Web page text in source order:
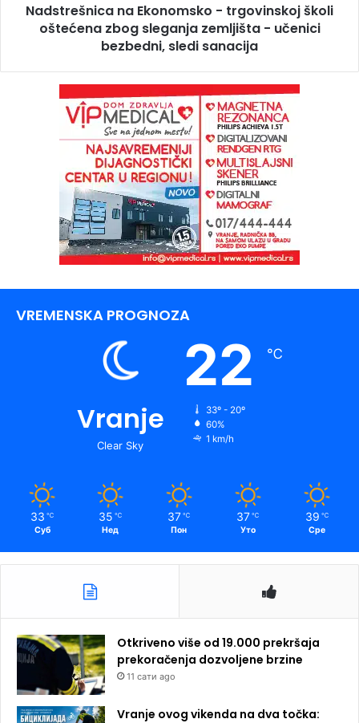
Nadstrešnica na Ekonomsko - trgovinskoj školi
oštećena zbog sleganja zemljišta - učenici
bezbedni, sledi sanacija
VREMENSKA PROGNOZA
Vranje
Clear Sky
22 ℃
33º - 20º
60%
1 km/h
33 ℃
Суб
35 ℃
Нед
37 ℃
Пон
37 ℃
Уто
39 ℃
Сре
Otkriveno više od 19.000 prekršaja
prekoračenja dozvoljene brzine
11 сати ago
Vranje ovog vikenda na dva točka: